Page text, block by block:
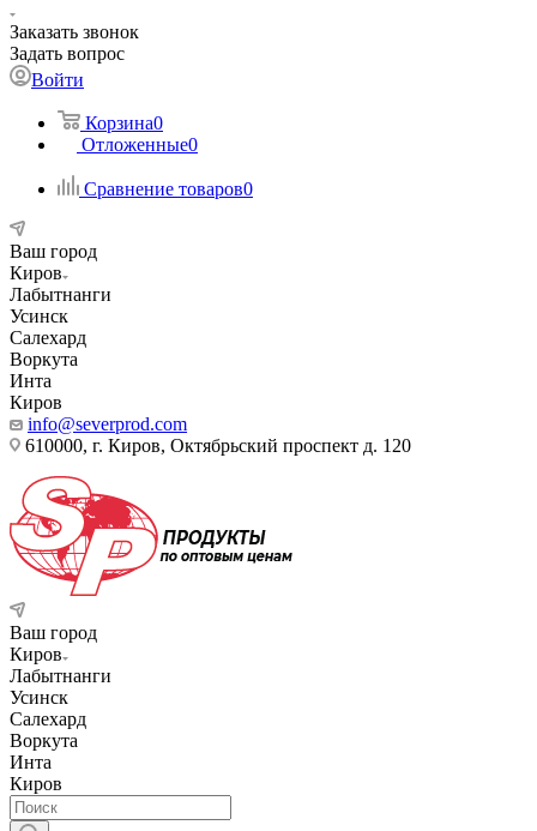
Заказать звонок
Задать вопрос
Войти
Корзина0
Отложенные0
Сравнение товаров0
Ваш город
Киров
Лабытнанги
Усинск
Салехард
Воркута
Инта
Киров
info@severprod.com
610000, г. Киров, Октябрьский проспект д. 120
Ваш город
Киров
Лабытнанги
Усинск
Салехард
Воркута
Инта
Киров